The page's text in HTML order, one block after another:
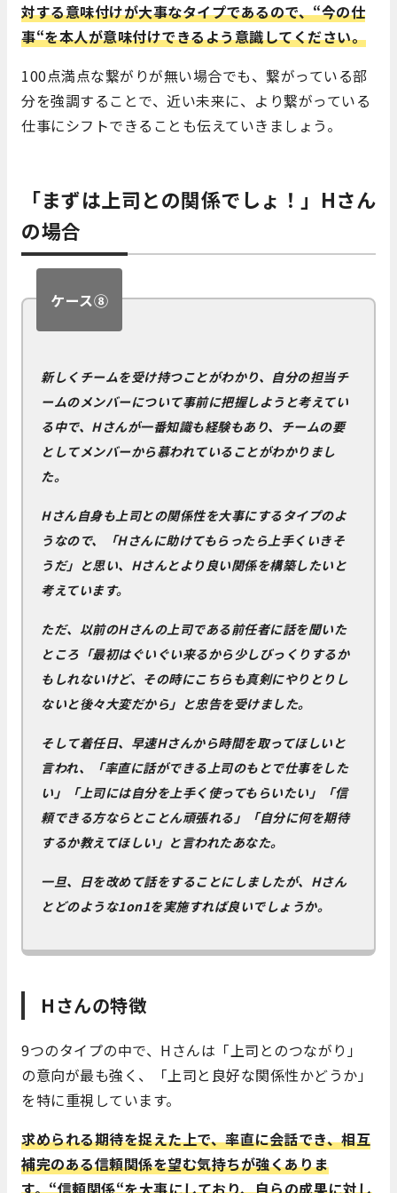
対する意味付けが大事なタイプであるので、“今の仕
事“を本人が意味付けできるよう意識してください。
100点満点な繋がりが無い場合でも、繋がっている部
分を強調することで、近い未来に、より繋がっている
仕事にシフトできることも伝えていきましょう。
「まずは上司との関係でしょ！」 Hさん
の場合
ケース⑧
新しくチームを受け持つことがわかり、自分の担当チ
ームのメンバーについて事前に把握しようと考えてい
る中で、Hさんが一番知識も経験もあり、チームの要
としてメンバーから慕われていることがわかりまし
た。
Hさん自身も上司との関係性を大事にするタイプのよ
うなので、「Hさんに助けてもらったら上手くいきそ
うだ」と思い、Hさんとより良い関係を構築したいと
考えています。
ただ、以前のHさんの上司である前任者に話を聞いた
ところ「最初はぐいぐい来るから少しびっくりするか
もしれないけど、その時にこちらも真剣にやりとりし
ないと後々大変だから」と忠告を受けました。
そして着任日、早速Hさんから時間を取ってほしいと
言われ、「率直に話ができる上司のもとで仕事をした
い」「上司には自分を上手く使ってもらいたい」「信
頼できる方ならとことん頑張れる」「自分に何を期待
するか教えてほしい」と言われたあなた。
一旦、日を改めて話をすることにしましたが、Hさん
とどのような1on1を実施すれば良いでしょうか。
Hさんの特徴
9つのタイプの中で、Hさんは「上司とのつながり」
の意向が最も強く、「上司と良好な関係性かどうか」
を特に重視しています。
求められる期待を捉えた上で、率直に会話でき、相互
補完のある信頼関係を望む気持ちが強くありま
す。“信頼関係“を大事にしており、自らの成果に対し